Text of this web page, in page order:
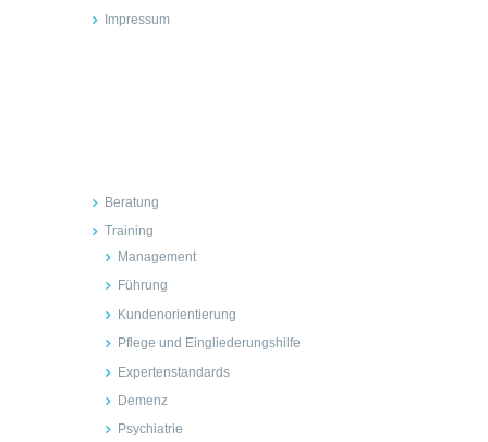
Impressum
Beratung
Training
Management
Führung
Kundenorientierung
Pflege und Eingliederungshilfe
Expertenstandards
Demenz
Psychiatrie